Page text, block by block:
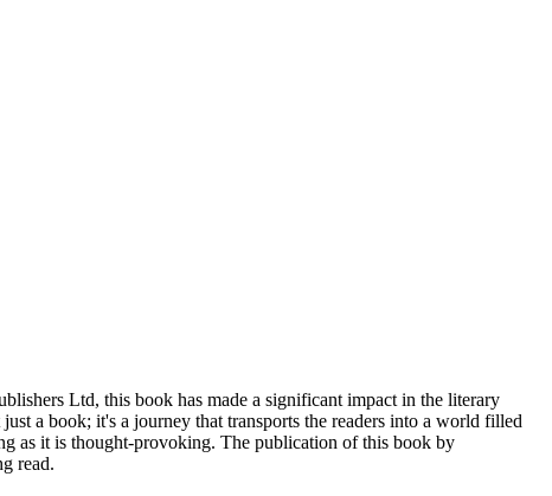
Ltd, this book has made a significant impact in the literary
a book; it's a journey that transports the readers into a world filled
as it is thought-provoking. The publication of this book by
read.